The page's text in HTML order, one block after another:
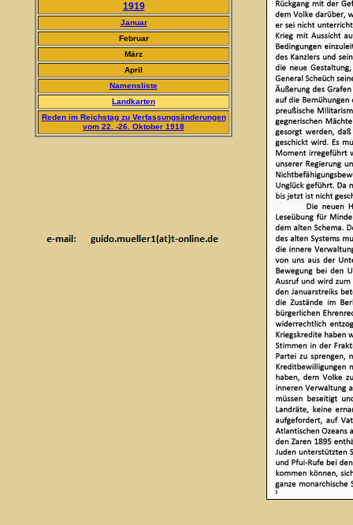
1919
Januar
Februar
März
April
Namensliste
Landkarten
Reden im Reichstag zu Verfassungsänderungen
vom 22. -26. Oktober 1918